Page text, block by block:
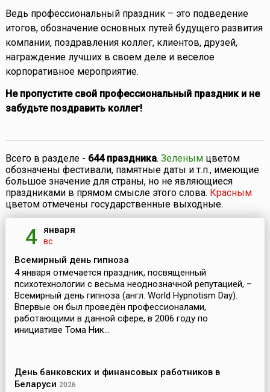
Ведь профессиональный праздник – это подведение
итогов, обозначение основных путей будущего развития
компании, поздравления коллег, клиентов, друзей,
награждение лучших в своем деле и веселое
корпоративное мероприятие.
Не пропустите свой профессиональный праздник и не
забудьте поздравить коллег!
Всего в разделе - 644 праздника. Зеленымцветом
обозначены фестивали, памятные даты и т.п., имеющие
большое значение для страны, но не являющиеся
праздниками в прямом смысле этого слова. Красным
цветом отмечены государственные выходные.
4 января
вс
Всемирный день гипноза
4 января отмечается праздник, посвященный
психотехнологии с весьма неоднозначной репутацией, –
Всемирный день гипноза (англ. World Hypnotism Day).
Впервые он был проведён профессионалами,
работающими в данной сфере, в 2006 году по
инициативе Тома Ник...
День банковских и финансовых работников в
Беларуси 2026